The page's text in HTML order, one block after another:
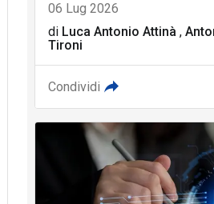
06 Lug 2026
di Luca Antonio Attinà ,
Tironi
Condividi